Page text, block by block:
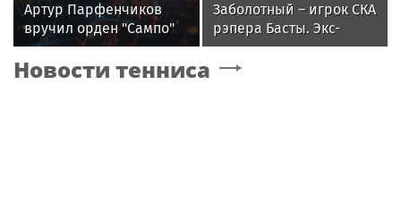
Артур Парфенчиков
вручил орден "Сампо"
семье Бориса Одлиса
Заболотный – игрок СКА
рэпера Басты. Экс-
форвард «Спартака»
будет получать 500
Новости тенниса